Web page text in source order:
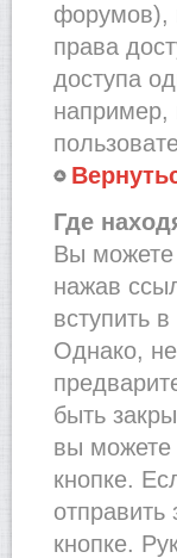
форумов),
права
доступа
например,
Где
Вы можете
нажав
вступить
Однако,
быть
вы можете
кнопке.
кнопке.